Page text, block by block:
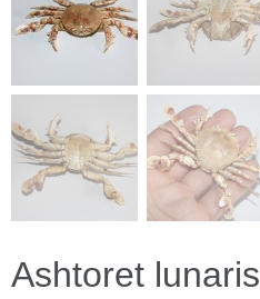
Ashtoret lunaris